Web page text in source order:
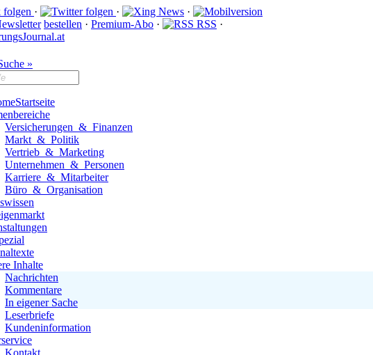
· ·
·
bestellen · Premium-Abo · RSS ·
»
Startseite
Versicherungen & Finanzen
Markt & Politik
Vertrieb & Marketing
Unternehmen & Personen
Karriere & Mitarbeiter
Büro & Organisation
Inhalte
Nachrichten
Kommentare
In eigener Sache
Leserbriefe
Kundeninformation
Kontakt